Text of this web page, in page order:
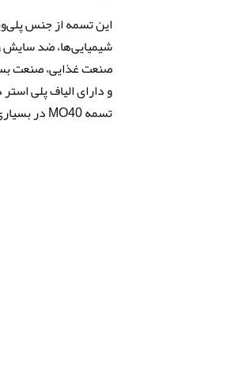
شیمیایی‌ها، ضد
صنعت غذایی، صنعت
و دارای الیاف پلی
تسمه MO40 در بسیاری از صنایع مورد استفاده قرار می‌گیرد.